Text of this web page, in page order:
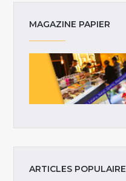
MAGAZINE PAPIER
ARTICLES